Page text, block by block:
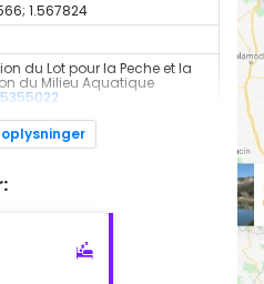
1.567824
du Lot pour la Peche et la
du Milieu Aquatique
carpe, poisson blanc